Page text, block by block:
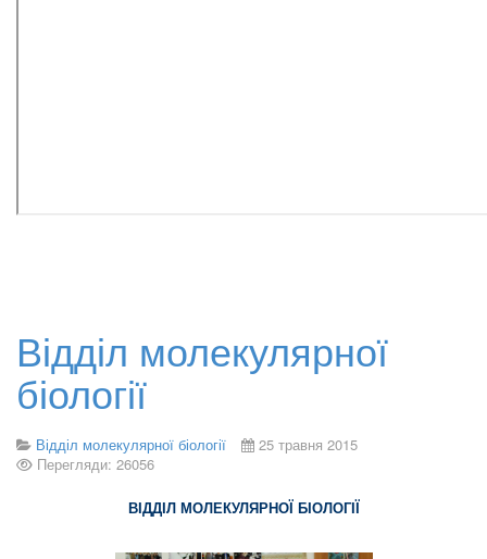
Відділ молекулярної
біології
Відділ молекулярної біології
25 травня 2015
Перегляди: 26056
ВІДДІЛ МОЛЕКУЛЯРНОЇ БІОЛОГІЇ